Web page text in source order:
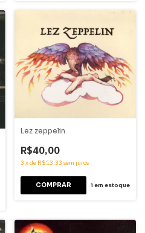
Lez zeppelin
R$40,00
3 xde R$13,33 sem juros
1em estoque